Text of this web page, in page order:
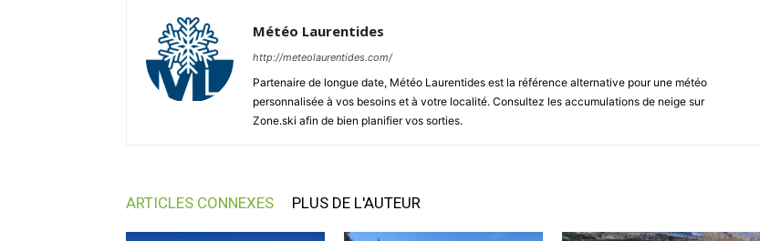
Météo Laurentides
http://meteolaurentides.com/
Partenaire de longue date, Météo Laurentides est la référence alternative pour une météo
personnalisée à vos besoins et à votre localité. Consultez les accumulations de neige sur
Zone.ski afin de bien planifier vos sorties.
ARTICLES CONNEXES PLUS DE L'AUTEUR